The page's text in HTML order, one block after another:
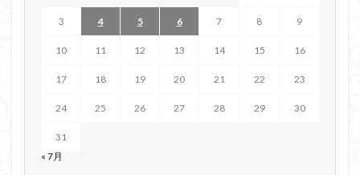
3 4 5 6 7 8 9
10 11 12 13 14 15 16
17 18 19 20 21 22 23
24 25 26 27 28 29 30
31
« 7月